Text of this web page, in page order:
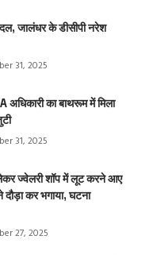
जालंधर के डीसीपी नरेश
31, 2025
अधिकारी का बाथरूम में मिला
31, 2025
ज्वेलरी शॉप में लूट करने आए
दौड़ा कर भगाया, घटना
27, 2025